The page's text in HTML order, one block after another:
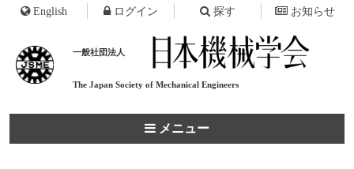
一般社団法人
The Japan Society of Mechanical Engineers
メニュー
English ログイン 探す お知らせ